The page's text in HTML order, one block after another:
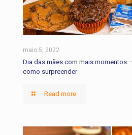
maio 5, 2022
Dia das mães com mais momentos
como surpreender
Read more